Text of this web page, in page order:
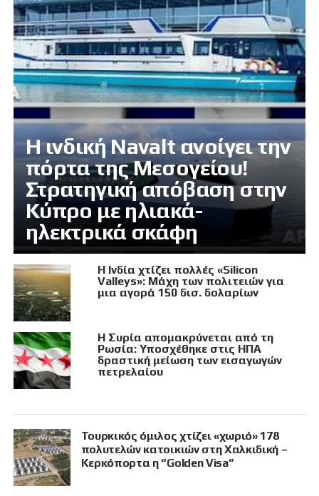
Η ινδική Navalt ανοίγει την
πόρτα της Μεσογείου!
Στρατηγική απόβαση στην
Κύπρο με ηλιακά-
ηλεκτρικά σκάφη
Η Ινδία χτίζει πολλές «Silicon
Valleys»: Μάχη των πολιτειών για
μια αγορά 150 δισ. δολαρίων
Η Συρία απομακρύνεται από τη
Ρωσία: Υποσχέθηκε στις ΗΠΑ
δραστική μείωση των εισαγωγών
πετρελαίου
Τουρκικός όμιλος χτίζει «χωριό» 178
πολυτελών κατοικιών στη Χαλκιδική –
Κερκόπορτα η “Golden Visa”